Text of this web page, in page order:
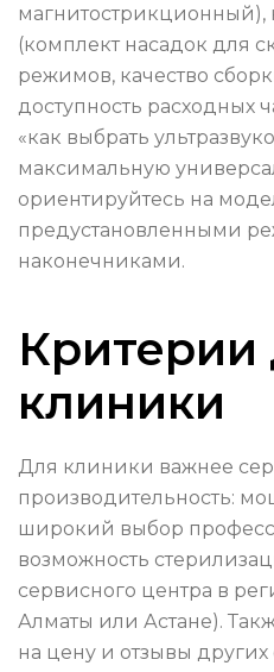
магнитострикционный),
(комплект насадок для
режимов, качество
доступность расходных
«как выбрать
максимальную
ориентируйтесь на
предустановленными
наконечниками.
Критерии
клиники
Для клиники важнее
производительность:
широкий выбор
возможность
сервисного центра в
Алматы или Астане).
на цену и отзывы других